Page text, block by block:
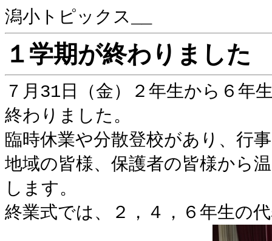
潟小トピックス__
１学期が終わりました
７月31日（金）２年生から６年
終わりました。
臨時休業や分散登校があり、行
地域の皆様、保護者の皆様から
します。
終業式では、２，４，６年生の